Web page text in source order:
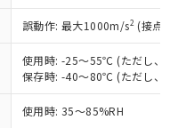
誤動作: 最大1000m/s2 (接点
使用時: -25～55℃ (ただし、氷
保存時: -40～80℃ (ただし、氷
使用時: 35～85%RH
店や当社販売拠
ク
」をご確認
格結果を当社の
に漏洩または開
ます。
います。
どにより、予定
）のすべてが基
ます。
において有害物
器またはその他
造装置等に一切
三者に販売する
よび3の内容を当
。また当社は、
わる関係者が違
在庫状況につ
お取引先、ま
オムロン制御
販売員にご確